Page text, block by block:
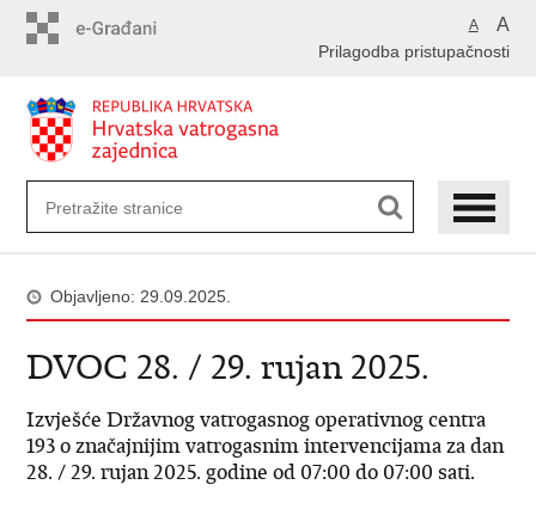
A A
Prilagodba pristupačnosti
Objavljeno: 29.09.2025.
DVOC 28. / 29. rujan 2025.
Izvješće Državnog vatrogasnog operativnog centra
193 o značajnijim vatrogasnim intervencijama za dan
28. / 29. rujan 2025. godine od 07:00 do 07:00 sati.